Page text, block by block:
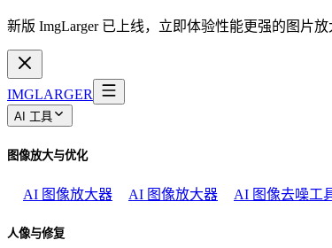
新版 ImgLarger 已上线，立即体验性能更强的图片放
IMGLARGER
AI 工具
图像放大与优化
AI 图像放大器 AI 图像放大器 AI 图像去噪工
人像与修复